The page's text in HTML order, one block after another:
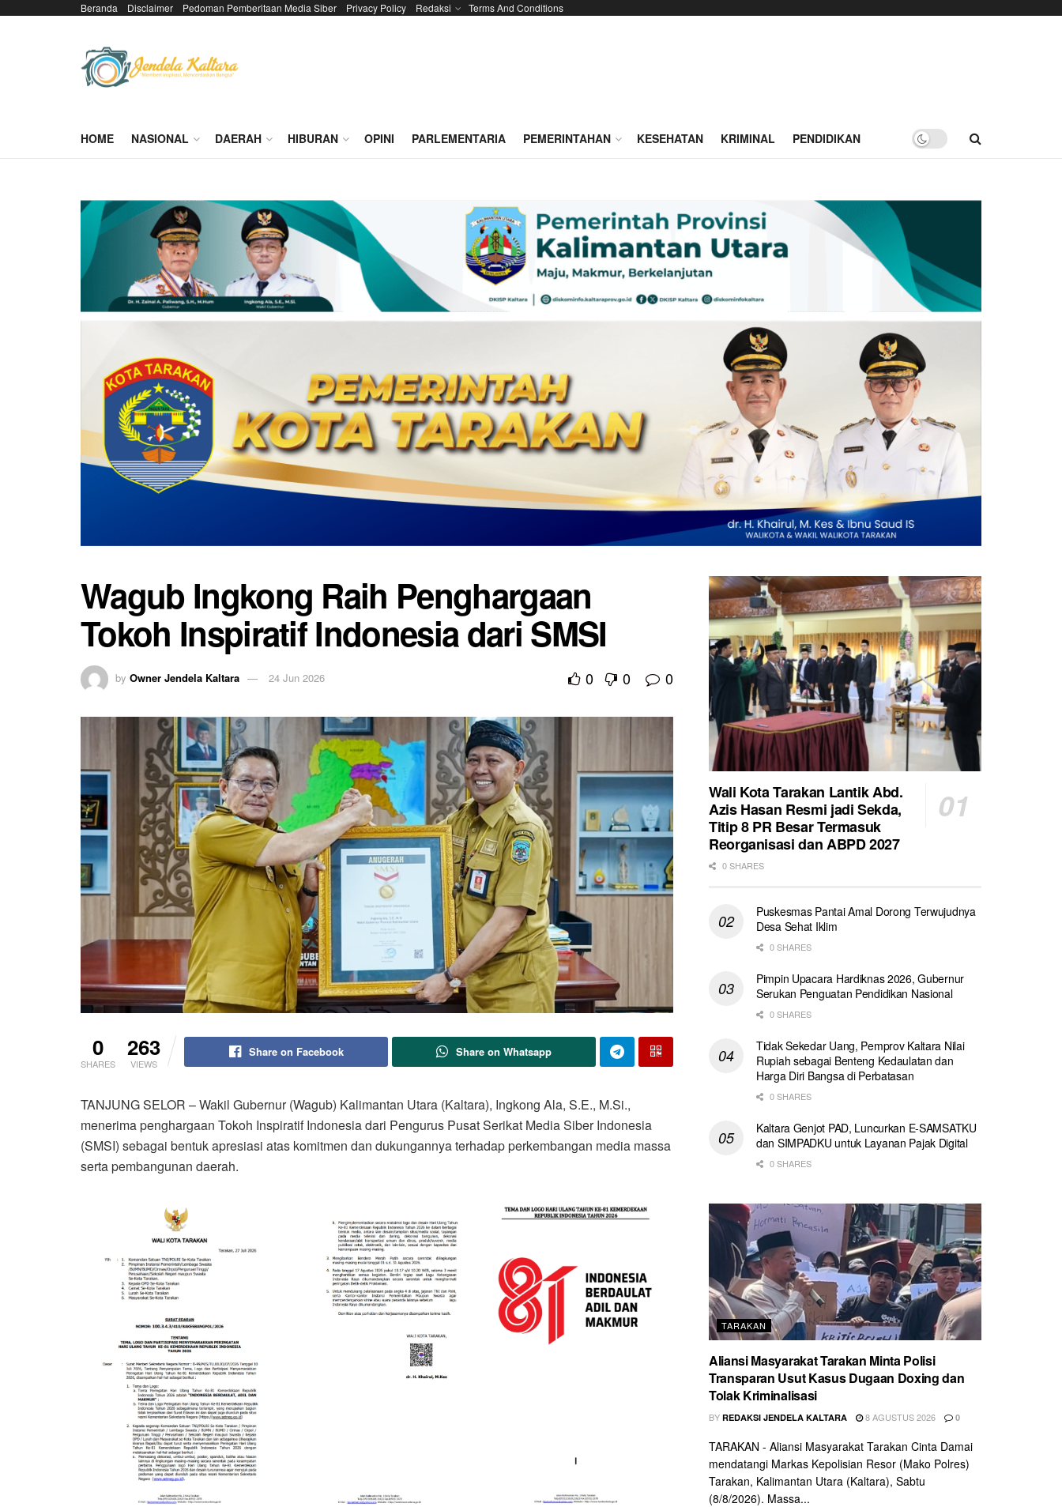
Beranda Disclaimer Pedoman Pemberitaan Media Siber Privacy Policy Redaksi Terms And Conditions
HOME NASIONAL DAERAH HIBURAN OPINI PARLEMENTARIA PEMERINTAHAN KESEHATAN KRIMINAL PENDIDIKAN
Wagub Ingkong Raih Penghargaan
Tokoh Inspiratif Indonesia dari SMSI
by Owner Jendela Kaltara 24 Jun 2026 0 0 0
0
SHARES
263
VIEWS
Share on Facebook Share on Whatsapp
TANJUNG SELOR – Wakil Gubernur (Wagub) Kalimantan Utara (Kaltara), Ingkong Ala, S.E., M.Si.,
menerima penghargaan Tokoh Inspiratif Indonesia dari Pengurus Pusat Serikat Media Siber Indonesia
(SMSI) sebagai bentuk apresiasi atas komitmen dan dukungannya terhadap perkembangan media massa
serta pembangunan daerah.
Wali Kota Tarakan Lantik Abd.
Azis Hasan Resmi jadi Sekda,
Titip 8 PR Besar Termasuk
Reorganisasi dan ABPD 2027
0 SHARES
Puskesmas Pantai Amal Dorong Terwujudnya
Desa Sehat Iklim
0 SHARES
Pimpin Upacara Hardiknas 2026, Gubernur
Serukan Penguatan Pendidikan Nasional
0 SHARES
Tidak Sekedar Uang, Pemprov Kaltara Nilai
Rupiah sebagai Benteng Kedaulatan dan
Harga Diri Bangsa di Perbatasan
0 SHARES
Kaltara Genjot PAD, Luncurkan E-SAMSATKU
dan SIMPADKU untuk Layanan Pajak Digital
0 SHARES
TARAKAN
Aliansi Masyarakat Tarakan Minta Polisi
Transparan Usut Kasus Dugaan Doxing dan
Tolak Kriminalisasi
BY REDAKSI JENDELA KALTARA 8 AGUSTUS 2026 0
TARAKAN - Aliansi Masyarakat Tarakan Cinta Damai
mendatangi Markas Kepolisian Resor (Mako Polres)
Tarakan, Kalimantan Utara (Kaltara), Sabtu
(8/8/2026). Massa...